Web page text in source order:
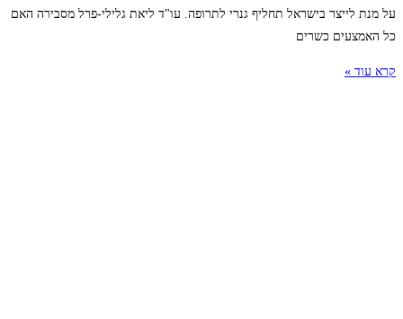
על מנת לייצר בישראל תחליף גנרי לתרופה. עו"ד ליאת גלילי-פרל מסבירה האם
כל האמצעים כשרים
קרא עוד »